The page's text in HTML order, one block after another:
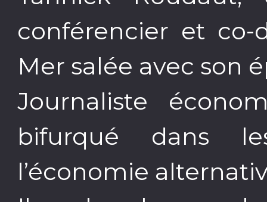
conférencier et co-
Mer salée avec son
Journaliste
bifurqué dans
l’économie